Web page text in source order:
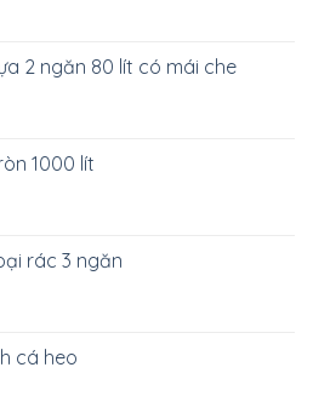
2 ngăn 80 lít có mái che
1000 lít
rác 3 ngăn
cá heo